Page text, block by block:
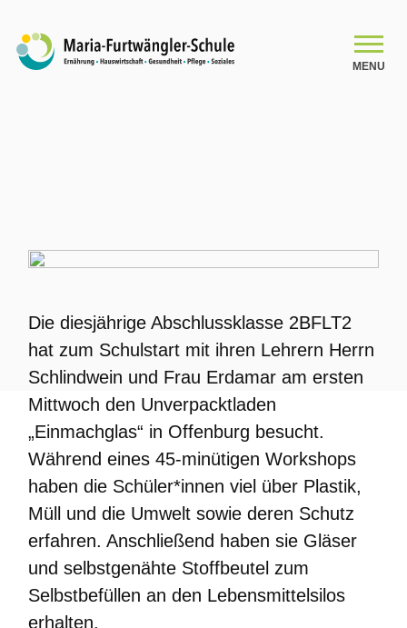
Schulsozialarbeit
Beratung
Ausbildungsschule
Digitale Ausstattung
Schulträger
Schulname
MENU
Die diesjährige Abschlussklasse 2BFLT2
hat zum Schulstart mit ihren Lehrern Herrn
Schlindwein und Frau Erdamar am ersten
Mittwoch den Unverpacktladen
„Einmachglas“ in Offenburg besucht.
Während eines 45-minütigen Workshops
haben die Schüler*innen viel über Plastik,
Müll und die Umwelt sowie deren Schutz
erfahren. Anschließend haben sie Gläser
und selbstgenähte Stoffbeutel zum
Selbstbefüllen an den Lebensmittelsilos
erhalten.